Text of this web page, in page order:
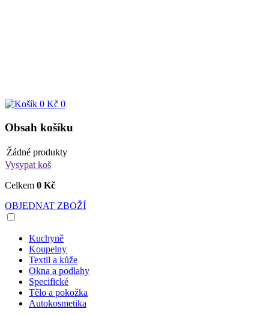
0 Kč 0
Obsah košíku
Žádné produkty
Vysypat koš
Celkem 0 Kč
OBJEDNAT ZBOŽÍ
Kuchyně
Koupelny
Textil a kůže
Okna a podlahy
Specifické
Tělo a pokožka
Autokosmetika